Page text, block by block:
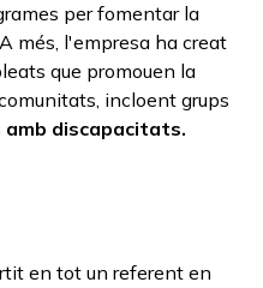
per fomentar la
més, l'empresa ha creat
que promouen la
incloent grups
amb discapacitats.
en tot un referent en